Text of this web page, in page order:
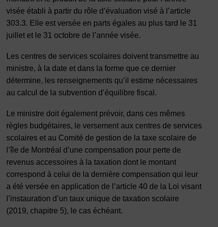
visée établi à partir du rôle d’évaluation visé à l’article
303.3. Elle est versée en parts égales au plus tard le 31
juillet et le 31 octobre de l’année visée.
Les centres de services scolaires doivent transmettre au
ministre, à la date et dans la forme que ce dernier
détermine, les renseignements qu’il estime nécessaires
au calcul de la subvention d’équilibre fiscal.
Le ministre doit également prévoir, dans ces mêmes
règles budgétaires, le versement aux centres de services
scolaires et au Comité de gestion de la taxe scolaire de
l’île de Montréal d’une compensation pour perte de
revenus accessoires à la taxation dont le montant
correspond à celui de la dernière compensation qui leur
a été versée en application de l’article 40 de la Loi visant
l’instauration d’un taux unique de taxation scolaire
(2019, chapitre 5), le cas échéant.